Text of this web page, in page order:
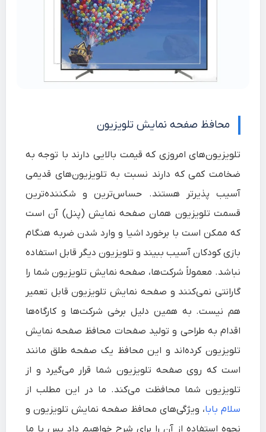
محافظ صفحه نمایش تلویزیون
تلویزیون‌‍‌های امروزی که قیمت بالایی دارند با توجه به
ضخامت کمی که دارند نسبت به تلویزیون‌های قدیمی
آسیب پذیرتر هستند. حساس‌ترین و شکننده‌ترین
قسمت تلویزیون همان صفحه نمایش (پنل) آن است
که ممکن است با برخورد اشیا و وارد شدن ضربه هنگام
بازی کودکان آسیب ببیند و تلویزیون دیگر قابل استفاده
نباشد. معمولاً شرکت‌ها، صفحه نمایش تلویزیون شما را
گارانتی نمی‌کنند و صفحه نمایش تلویزیون قابل تعمیر
هم نیست. به همین دلیل برخی شرکت‌ها و کارگاه‌ها
اقدام به طراحی و تولید صفحات محافظ صفحه نمایش
تلویزیونکرده‌اند و این محافظ یک صفحه طلق‌ مانند
است که روی صفحه تلویزیون شما قرار می‌گیرد و از
تلویزیون شما محافظت می‌کند. ما در این مطلب از
سلام‌ بابا، ویژگی‌های محافظ صفحه نمایش تلویزیون و
نحوه استفاده از آن را برای شرح خواهیم داد پس با ما